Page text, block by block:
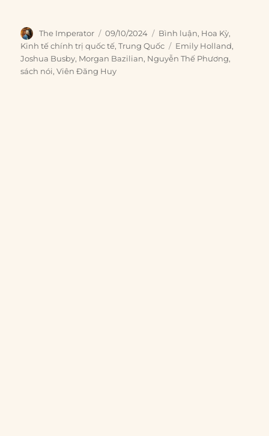
Author
The Imperator
Posted
on
09/10/2024 Categories
Bình luận, Hoa Kỳ,
Kinh tế chính trị quốc tế,Trung Quốc Tags
Emily Holland,
Joshua Busby, Morgan Bazilian, Nguyễn Thế Phương,
sách nói,Viên Đăng Huy